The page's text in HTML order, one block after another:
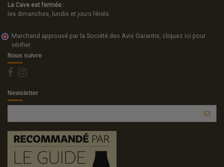
La Cave est fermée :
les dimanches, lundis et jours fériés.
Marchand approuvé par la Société des Avis Garantis, cliquez ici pour
vérifier.
Nous suivre
Newsletter